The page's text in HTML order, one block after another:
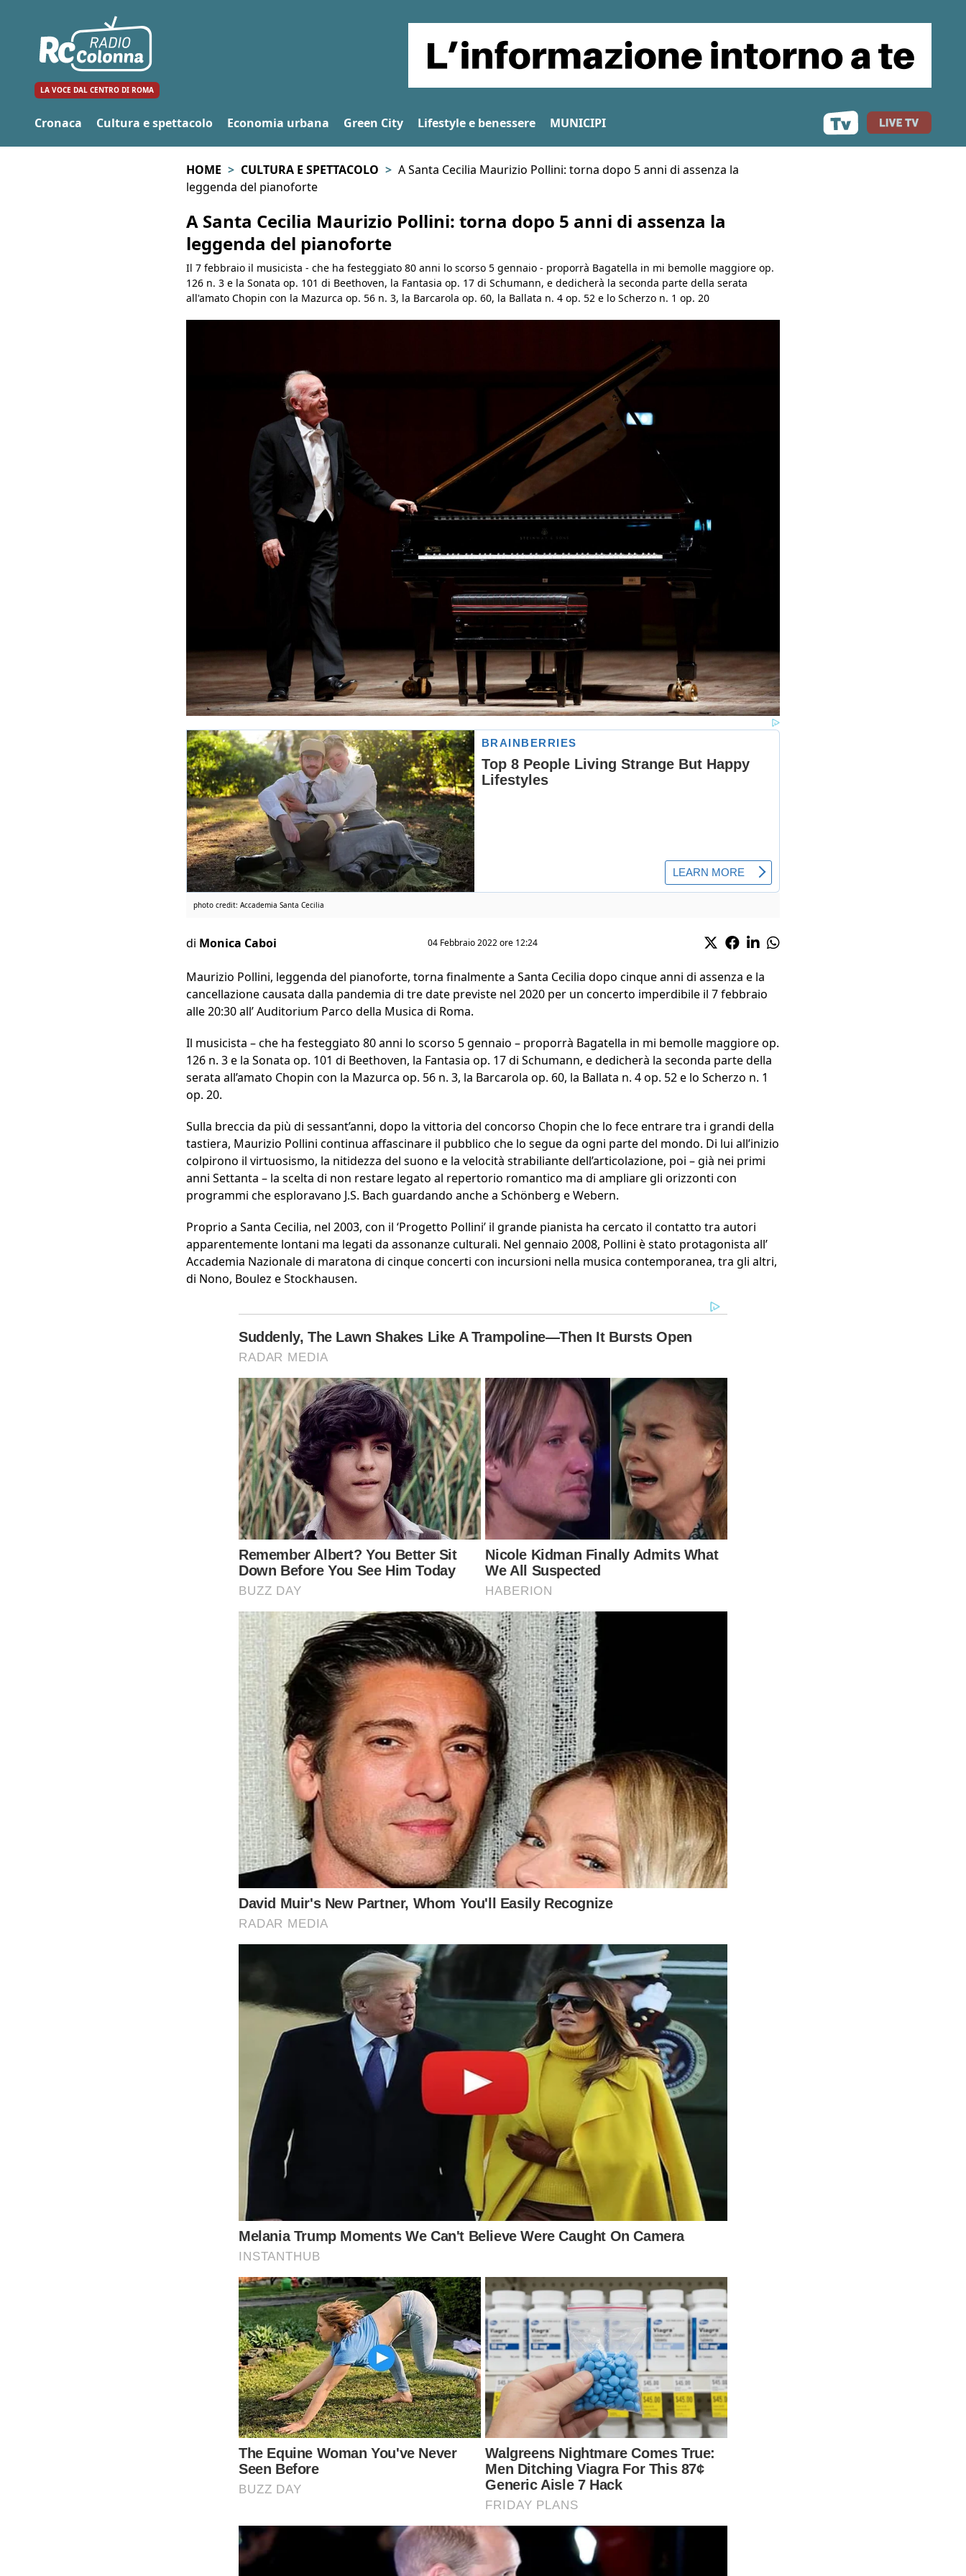
LA VOCE DAL CENTRO DI ROMA
Cronaca Cultura e spettacolo Economia urbana Green City Lifestyle e benessere MUNICIPI
HOME CULTURA E SPETTACOLO
A Santa Cecilia Maurizio Pollini: torna dopo 5 anni di assenza la
leggenda del pianoforte
A Santa Cecilia Maurizio Pollini: torna dopo 5 anni di assenza la
leggenda del pianoforte
Il 7 febbraio il musicista - che ha festeggiato 80 anni lo scorso 5 gennaio - proporrà Bagatella in mi bemolle maggiore op.
126 n. 3 e la Sonata op. 101 di Beethoven, la Fantasia op. 17 di Schumann, e dedicherà la seconda parte della serata
all'amato Chopin con la Mazurca op. 56 n. 3, la Barcarola op. 60, la Ballata n. 4 op. 52 e lo Scherzo n. 1 op. 20
photo credit: Accademia Santa Cecilia
di Monica Caboi 04 Febbraio 2022 ore 12:24
Maurizio Pollini, leggenda del pianoforte, torna finalmente a Santa Cecilia dopo cinque anni di assenza e la
cancellazione causata dalla pandemia di tre date previste nel 2020 per un concerto imperdibile il 7 febbraio
alle 20:30 all’ Auditorium Parco della Musica di Roma.
Il musicista – che ha festeggiato 80 anni lo scorso 5 gennaio – proporrà Bagatella in mi bemolle maggiore op.
126 n. 3 e la Sonata op. 101 di Beethoven, la Fantasia op. 17 di Schumann, e dedicherà la seconda parte della
serata all’amato Chopin con la Mazurca op. 56 n. 3, la Barcarola op. 60, la Ballata n. 4 op. 52 e lo Scherzo n. 1
op. 20.
Sulla breccia da più di sessant’anni, dopo la vittoria del concorso Chopin che lo fece entrare tra i grandi della
tastiera, Maurizio Pollini continua affascinare il pubblico che lo segue da ogni parte del mondo. Di lui all’inizio
colpirono il virtuosismo, la nitidezza del suono e la velocità strabiliante dell’articolazione, poi – già nei primi
anni Settanta – la scelta di non restare legato al repertorio romantico ma di ampliare gli orizzonti con
programmi che esploravano J.S. Bach guardando anche a Schönberg e Webern.
Proprio a Santa Cecilia, nel 2003, con il ‘Progetto Pollini’ il grande pianista ha cercato il contatto tra autori
apparentemente lontani ma legati da assonanze culturali. Nel gennaio 2008, Pollini è stato protagonista all’
Accademia Nazionale di maratona di cinque concerti con incursioni nella musica contemporanea, tra gli altri,
di Nono, Boulez e Stockhausen.